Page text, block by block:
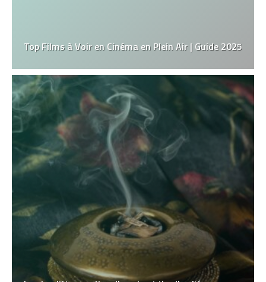
Top Films à Voir en Cinéma en Plein Air | Guide 2025